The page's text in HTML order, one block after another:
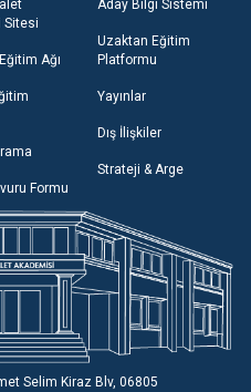
Sitesi
Ağı
Formu
Aday Bilgi Sistemi
Uzaktan Eğitim
Platformu
Yayınlar
Dış İlişkiler
Strateji & Arge
Selim Kiraz Blv, 06805